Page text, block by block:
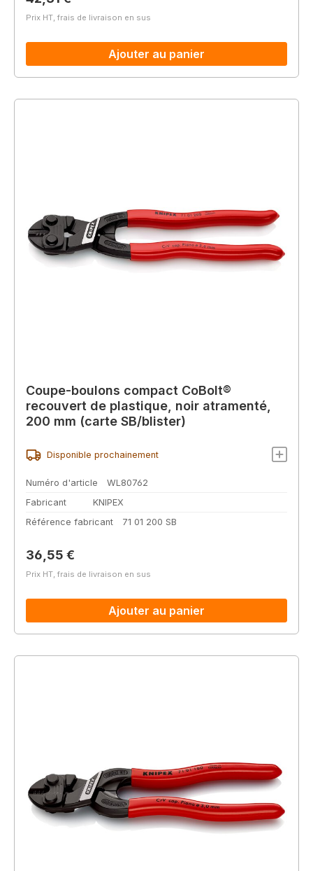
Prix HT, frais de livraison en sus
Ajouter au panier
Coupe-boulons compact CoBolt®
recouvert de plastique, noir atramenté,
200 mm (carte SB/blister)
Disponible prochainement
Numéro d'article
WL80762
Fabricant
KNIPEX
Référence fabricant
71 01 200 SB
Prix régulier :
36,55 €
Prix HT, frais de livraison en sus
Ajouter au panier